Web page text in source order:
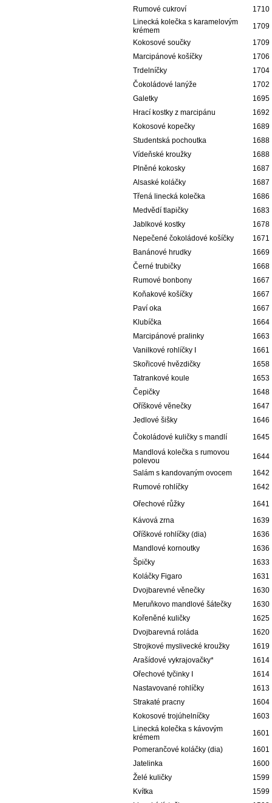
Rumové cukroví
1710
Linecká kolečka s karamelovým
krémem
1709
Kokosové součky
1709
Marcipánové košíčky
1706
Trdelníčky
1704
Čokoládové lanýže
1702
Galetky
1695
Hrací kostky z marcipánu
1692
Kokosové kopečky
1689
Studentská pochoutka
1688
Vídeňské kroužky
1688
Plněné kokosky
1687
Alsaské koláčky
1687
Třená linecká kolečka
1686
Medvědí tlapičky
1683
Jablkové kostky
1678
Nepečené čokoládové košíčky
1671
Banánové hrudky
1669
Černé trubičky
1668
Rumové bonbony
1667
Koňakové košíčky
1667
Paví oka
1667
Klubíčka
1664
Marcipánové pralinky
1663
Vanilkové rohlíčky I
1661
Skořicové hvězdičky
1658
Tatrankové koule
1653
Čepičky
1648
Oříškové věnečky
1647
Jedlové šišky
1646
Čokoládové kuličky s mandlí
1645
Mandlová kolečka s rumovou
polevou
1644
Salám s kandovaným ovocem
1642
Rumové rohlíčky
1642
Ořechové růžky
1641
Kávová zrna
1639
Oříškové rohlíčky (dia)
1636
Mandlové kornoutky
1636
Špičky
1633
Koláčky Figaro
1631
Dvojbarevné věnečky
1630
Meruňkovo mandlové šátečky
1630
Kořeněné kuličky
1625
Dvojbarevná roláda
1620
Strojkové myslivecké kroužky
1619
Arašídové vykrajovačky*
1614
Ořechové tyčinky I
1614
Nastavované rohlíčky
1613
Strakaté pracny
1604
Kokosové trojúhelníčky
1603
Linecká kolečka s kávovým
krémem
1601
Pomerančové koláčky (dia)
1601
Jatelinka
1600
Želé kuličky
1599
Kvítka
1599